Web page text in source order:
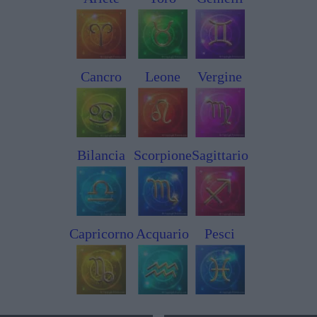
Cancro Leone Vergine
Bilancia ScorpioneSagittario
Capricorno Acquario Pesci